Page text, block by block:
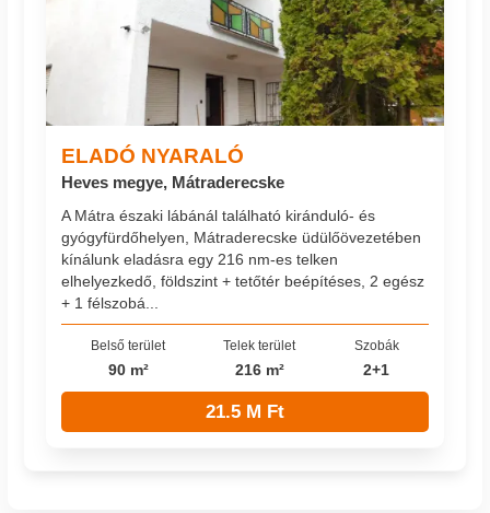
ELADÓ NYARALÓ
Heves megye, Mátraderecske
A Mátra északi lábánál található kiránduló- és
gyógyfürdőhelyen, Mátraderecske üdülőövezetében
kínálunk eladásra egy 216 nm-es telken
elhelyezkedő, földszint + tetőtér beépítéses, 2 egész
+ 1 félszobá...
Belső terület
90 m²
Telek terület
216 m²
Szobák
2+1
21.5 M Ft